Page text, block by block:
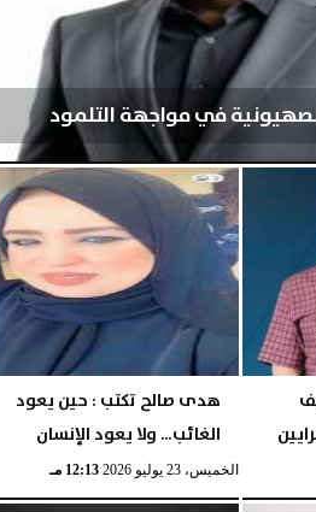
في مواجهة التلمود
هدى صالح تكتب : حين يعود
الغائب… ولا يعود الإنسان
الخميس، 23 يوليو 2026 12:13 مـ